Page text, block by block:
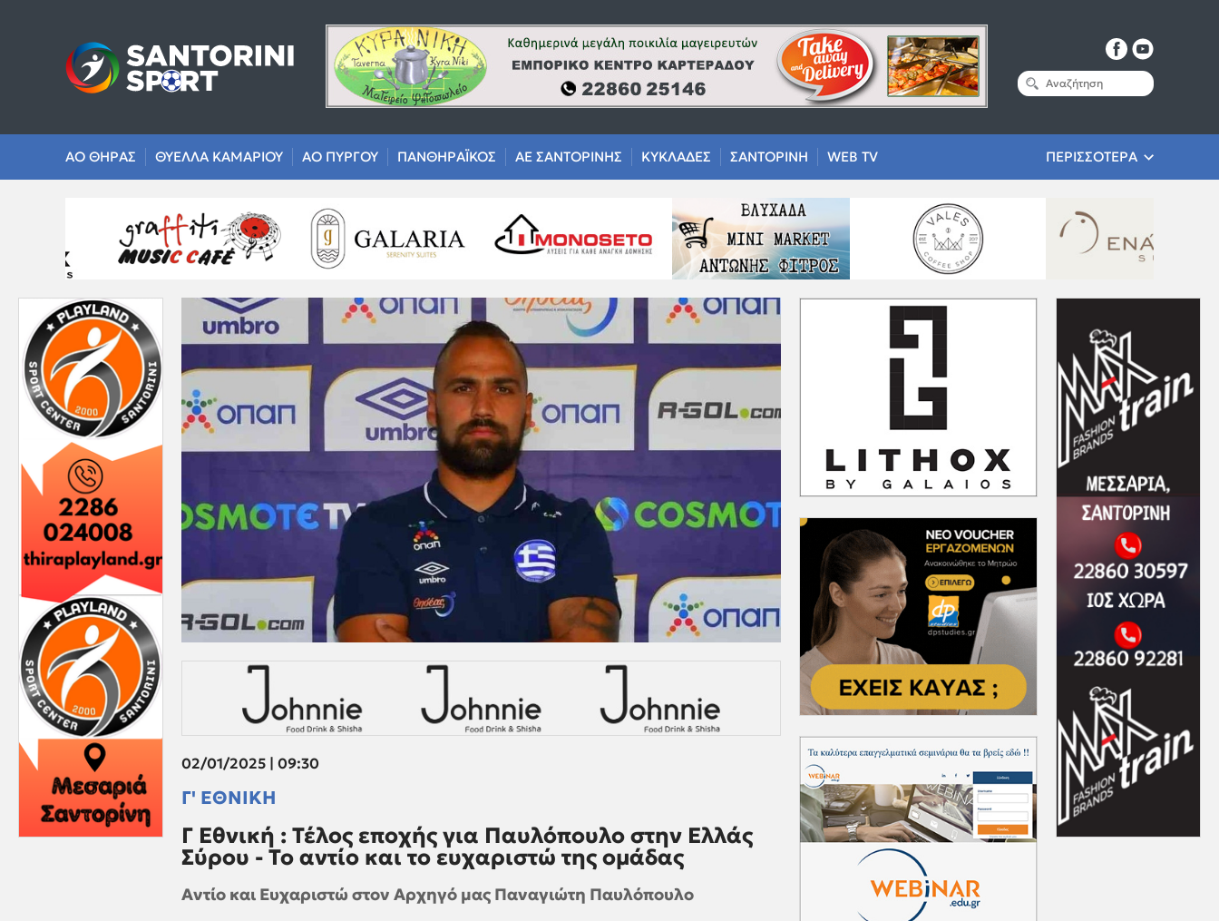
ΑΟ ΘΗΡΑΣ ΘΥΕΛΛΑ ΚΑΜΑΡΙΟΥ ΑΟ ΠΥΡΓΟΥ ΠΑΝΘΗΡΑΪΚΟΣ ΑΕ ΣΑΝΤΟΡΙΝΗΣ ΚΥΚΛΑΔΕΣ ΣΑΝΤΟΡΙΝΗ WEB TV ΠΕΡΙΣΣΟΤΕΡΑ
02/01/2025 | 09:30
Γ' ΕΘΝΙΚΗ
Γ Εθνική : Τέλος εποχής για Παυλόπουλο στην Ελλάς
Σύρου - Το αντίο και το ευχαριστώ της ομάδας
Αντίο και Ευχαριστώ στον Αρχηγό μας Παναγιώτη Παυλόπουλο